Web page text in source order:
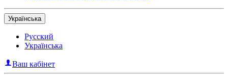
Українська
Русский
Українська
Ваш кабінет